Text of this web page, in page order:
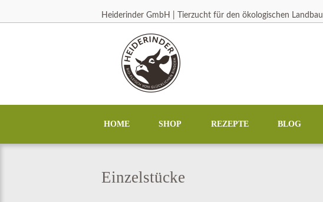
Heiderinder GmbH | Tierzucht für den ökologischen Landbau
HOME SHOP REZEPTE BLOG
Einzelstücke